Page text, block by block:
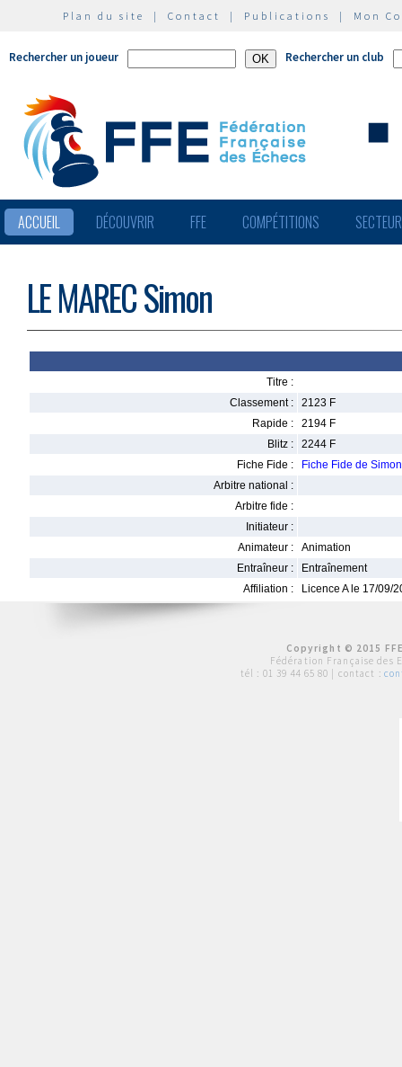
Plan du site | Contact | Publications | Mon
Rechercher un joueur Rechercher un club
ACCUEIL DÉCOUVRIR FFE COMPÉTITIONS
LE MAREC Simon
Titre :
Classement :
2123 F
Rapide :
2194 F
Blitz :
2244 F
Fiche Fide :
Fiche Fide de
Arbitre national :
Arbitre fide :
Initiateur :
Animateur :
Animation
Entraîneur :
Entraînement
Affiliation :
Licence A le 17/09/
Copyright © 2015
Fédération Française des
tél : 01 39 44 65 80 | contact :